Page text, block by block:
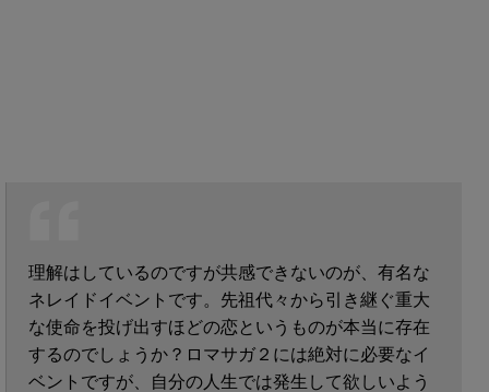
理解はしているのですが共感できないのが、有名な
ネレイドイベントです。先祖代々から引き継ぐ重大
な使命を投げ出すほどの恋というものが本当に存在
するのでしょうか？ロマサガ２には絶対に必要なイ
ベントですが、自分の人生では発生して欲しいよう